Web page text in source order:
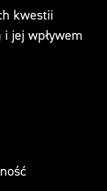
kwestii
jej wpływem